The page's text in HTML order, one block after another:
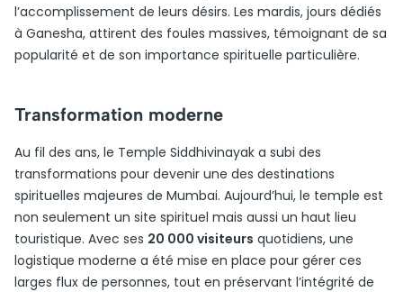
l’accomplissement de leurs désirs. Les mardis, jours dédiés
à Ganesha, attirent des foules massives, témoignant de sa
popularité et de son importance spirituelle particulière.
Transformation moderne
Au fil des ans, le Temple Siddhivinayak a subi des
transformations pour devenir une des destinations
spirituelles majeures de Mumbai. Aujourd’hui, le temple est
non seulement un site spirituel mais aussi un haut lieu
touristique. Avec ses 20 000 visiteurs quotidiens, une
logistique moderne a été mise en place pour gérer ces
larges flux de personnes, tout en préservant l’intégrité de